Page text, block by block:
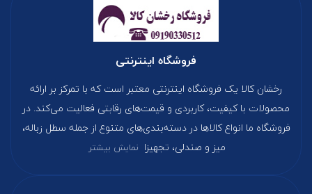
فروشگاه اینترنتی
رخشان کالا یک فروشگاه اینترنتی معتبر است که با تمرکز بر ارائه
محصولات با کیفیت، کاربردی و قیمت‌های رقابتی فعالیت می‌کند. در
فروشگاه ما انواع کالاها در دسته‌بندی‌های متنوع از جمله سطل زباله،
میز و صندلی، تجهیزا نمایش بیشتر